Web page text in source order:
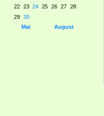
22
23 24 25 26 27
28
29
30
Mai
August